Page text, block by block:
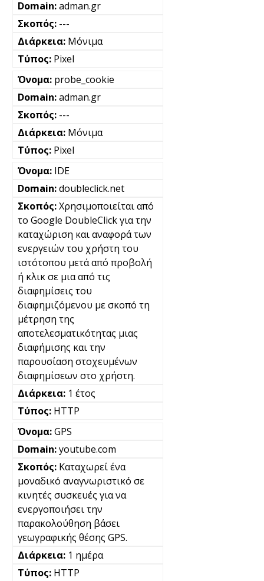
adman.gr
---
Μόνιμα
Pixel
probe_cookie
adman.gr
---
Μόνιμα
Pixel
IDE
doubleclick.net
Χρησιμοποιείται από
το Google DoubleClick για την
καταχώριση και αναφορά των
ενεργειών του χρήστη του
ιστότοπου μετά από προβολή
ή κλικ σε μια από τις
διαφημίσεις του
διαφημιζόμενου με σκοπό τη
μέτρηση της
αποτελεσματικότητας μιας
διαφήμισης και την
παρουσίαση στοχευμένων
διαφημίσεων στο χρήστη.
1 έτος
HTTP
GPS
youtube.com
Καταχωρεί ένα
μοναδικό αναγνωριστικό σε
κινητές συσκευές για να
ενεργοποιήσει την
παρακολούθηση βάσει
γεωγραφικής θέσης GPS.
1 ημέρα
HTTP